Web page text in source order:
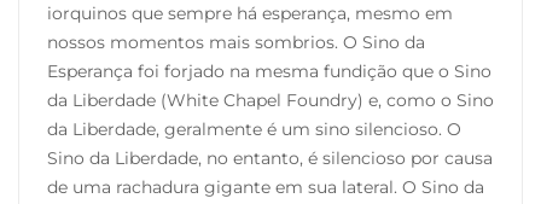
iorquinos que sempre há esperança, mesmo em
nossos momentos mais sombrios. O Sino da
Esperança foi forjado na mesma fundição que o Sino
da Liberdade (White Chapel Foundry) e, como o Sino
da Liberdade, geralmente é um sino silencioso. O
Sino da Liberdade, no entanto, é silencioso por causa
de uma rachadura gigante em sua lateral. O Sino da